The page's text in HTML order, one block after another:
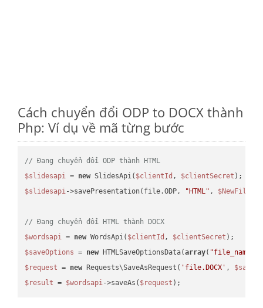
Cách chuyển đổi ODP to DOCX thành
Php: Ví dụ về mã từng bước
// Đang chuyển đổi ODP thành HTML
$slidesapi = new SlidesApi( $clientId , $clientSecret
$slidesapi->savePresentation(file.ODP, "HTML" , $NewFile
// Đang chuyển đổi HTML thành DOCX
$wordsapi = new WordsApi( $clientId , $clientSecret
$saveOptions = new HTMLSaveOptionsData(array( "file_name"
$request = new Requests\SaveAsRequest( 'file.DOCX' ,
$result = $wordsapi->saveAs( $request